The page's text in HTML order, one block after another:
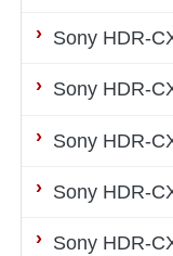
Sony HDR-
Sony HDR-
Sony HDR-
Sony HDR-
Sony HDR-